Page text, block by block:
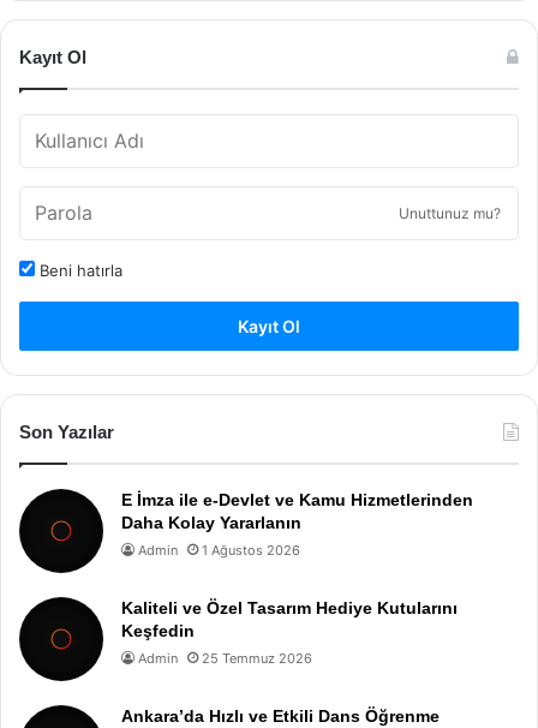
Kayıt Ol
Unuttunuz mu?
Beni hatırla
Kayıt Ol
Son Yazılar
E İmza ile e-Devlet ve Kamu Hizmetlerinden
Daha Kolay Yararlanın
Admin 1 Ağustos 2026
Kaliteli ve Özel Tasarım Hediye Kutularını
Keşfedin
Admin 25 Temmuz 2026
Ankara’da Hızlı ve Etkili Dans Öğrenme